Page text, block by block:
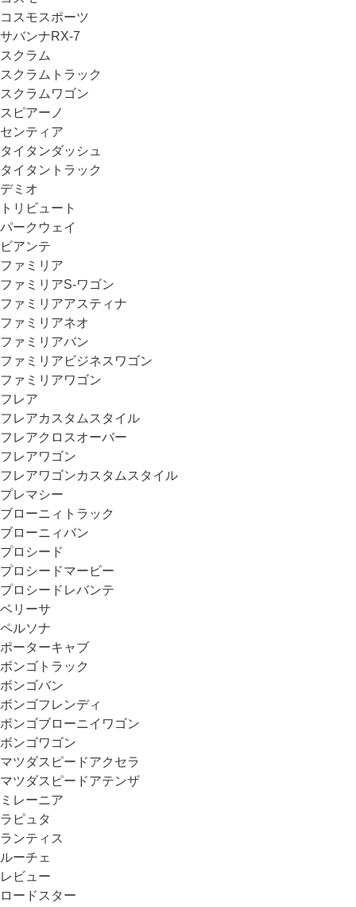
コスモスポーツ
サバンナRX-7
スクラム
スクラムトラック
スクラムワゴン
スピアーノ
センティア
タイタンダッシュ
タイタントラック
デミオ
トリビュート
パークウェイ
ビアンテ
ファミリア
ファミリアS-ワゴン
ファミリアアスティナ
ファミリアネオ
ファミリアバン
ファミリアビジネスワゴン
ファミリアワゴン
フレア
フレアカスタムスタイル
フレアクロスオーバー
フレアワゴン
フレアワゴンカスタムスタイル
プレマシー
ブローニィトラック
ブローニィバン
プロシード
プロシードマービー
プロシードレバンテ
ベリーサ
ペルソナ
ポーターキャブ
ボンゴトラック
ボンゴバン
ボンゴフレンディ
ボンゴブローニイワゴン
ボンゴワゴン
マツダスピードアクセラ
マツダスピードアテンザ
ミレーニア
ラピュタ
ランティス
ルーチェ
レビュー
ロードスター